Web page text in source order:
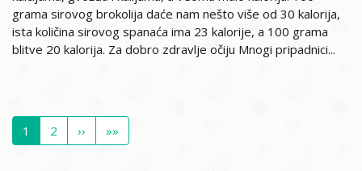
grama sirovog brokolija daće nam nešto više od 30 kalorija,
ista količina sirovog spanaća ima 23 kalorije, a 100 grama
blitve 20 kalorija. Za dobro zdravlje očiju Mnogi pripadnici...
Pagination
Current
page
1 Page
2
Next
page
››
Last
page
»»